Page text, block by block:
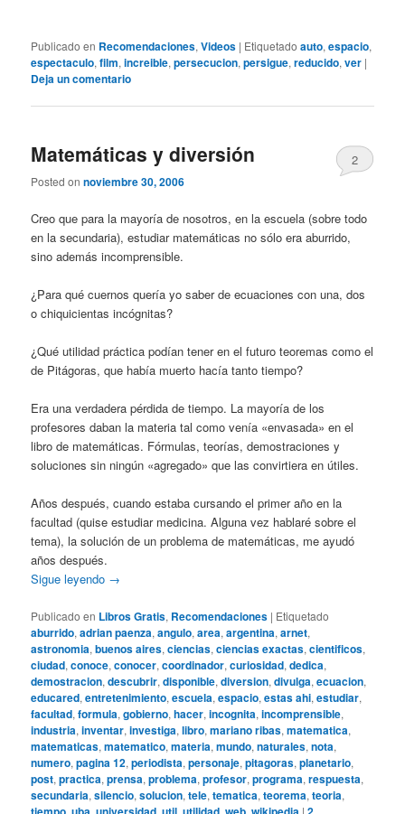
Publicado en Recomendaciones,Videos | Etiquetado auto,espacio,
espectaculo,film,increible,persecucion,persigue,reducido,ver |
Deja un comentario
Matemáticas y diversión
Posted onnoviembre 30, 2006
2
Creo que para la mayoría de nosotros, en la escuela (sobre todo
en la secundaria), estudiar matemáticas no sólo era aburrido,
sino además incomprensible.
¿Para qué cuernos quería yo saber de ecuaciones con una, dos
o chiquicientas incógnitas?
¿Qué utilidad práctica podían tener en el futuro teoremas como el
de Pitágoras, que había muerto hacía tanto tiempo?
Era una verdadera pérdida de tiempo. La mayoría de los
profesores daban la materia tal como venía «envasada» en el
libro de matemáticas. Fórmulas, teorías, demostraciones y
soluciones sin ningún «agregado» que las convirtiera en útiles.
Años después, cuando estaba cursando el primer año en la
facultad (quise estudiar medicina. Alguna vez hablaré sobre el
tema), la solución de un problema de matemáticas, me ayudó
años después.
Sigue leyendo →
Publicado en Libros Gratis, Recomendaciones | Etiquetado
aburrido,adrian paenza,angulo,area,argentina,arnet,
astronomia,buenos aires,ciencias,ciencias exactas,cientificos,
ciudad,conoce,conocer,coordinador,curiosidad,dedica,
demostracion,descubrir,disponible,diversion,divulga,ecuacion,
educared,entretenimiento,escuela,espacio,estas ahi,estudiar,
facultad,formula,gobierno,hacer,incognita,incomprensible,
industria,inventar,investiga,libro,mariano ribas,matematica,
matematicas,matematico,materia,mundo,naturales,nota,
numero,pagina 12,periodista,personaje,pitagoras,planetario,
post,practica,prensa,problema,profesor,programa,respuesta,
secundaria,silencio,solucion,tele,tematica,teorema,teoria,
, , , , , , |